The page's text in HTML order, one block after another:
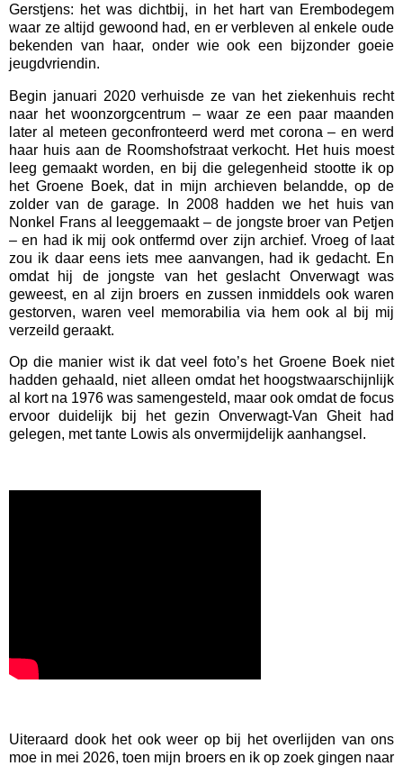
Gerstjens: het was dichtbij, in het hart van Erembodegem
waar ze altijd gewoond had, en er verbleven al enkele oude
bekenden van haar, onder wie ook een bijzonder goeie
jeugdvriendin.
Begin januari 2020 verhuisde ze van het ziekenhuis recht
naar het woonzorgcentrum – waar ze een paar maanden
later al meteen geconfronteerd werd met corona – en werd
haar huis aan de Roomshofstraat verkocht. Het huis moest
leeg gemaakt worden, en bij die gelegenheid stootte ik op
het Groene Boek, dat in mijn archieven belandde, op de
zolder van de garage. In 2008 hadden we het huis van
Nonkel Frans al leeggemaakt – de jongste broer van Petjen
– en had ik mij ook ontfermd over zijn archief. Vroeg of laat
zou ik daar eens iets mee aanvangen, had ik gedacht. En
omdat hij de jongste van het geslacht Onverwagt was
geweest, en al zijn broers en zussen inmiddels ook waren
gestorven, waren veel memorabilia via hem ook al bij mij
verzeild geraakt.
Op die manier wist ik dat veel foto’s het Groene Boek niet
hadden gehaald, niet alleen omdat het hoogstwaarschijnlijk
al kort na 1976 was samengesteld, maar ook omdat de focus
ervoor duidelijk bij het gezin Onverwagt-Van Gheit had
gelegen, met tante Lowis als onvermijdelijk aanhangsel.
Uiteraard dook het ook weer op bij het overlijden van ons
moe in mei 2026, toen mijn broers en ik op zoek gingen naar